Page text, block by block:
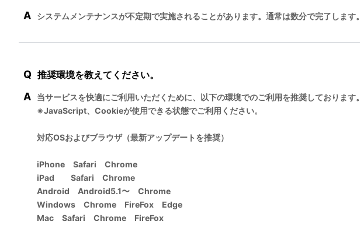
A システムメンテナンスが不定期で実施されることがあります。通常は数分で完了します。
Q 推奨環境を教えてください。
A
当サービスを快適にご利用いただくために、以下の環境でのご利用を推奨しております。
※JavaScript、Cookieが使用できる状態でご利用ください。
対応OSおよびブラウザ（最新アップデートを推奨）
iPhone Safari Chrome
iPad Safari Chrome
Android Android5.1〜 Chrome
Windows Chrome FireFox Edge
Mac Safari Chrome FireFox